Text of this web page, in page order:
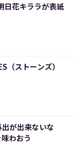
花キララが表紙
（ストーンズ）
が出来ないな
わおう